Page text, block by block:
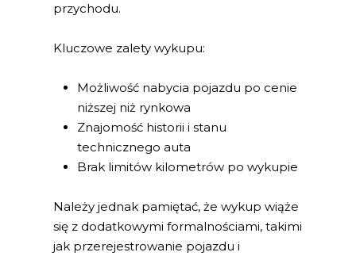
przychodu.
Kluczowe zalety wykupu:
Możliwość nabycia pojazdu po cenie
niższej niż rynkowa
Znajomość historii i stanu
technicznego auta
Brak limitów kilometrów po wykupie
Należy jednak pamiętać, że wykup wiąże
się z dodatkowymi formalnościami, takimi
jak przerejestrowanie pojazdu i